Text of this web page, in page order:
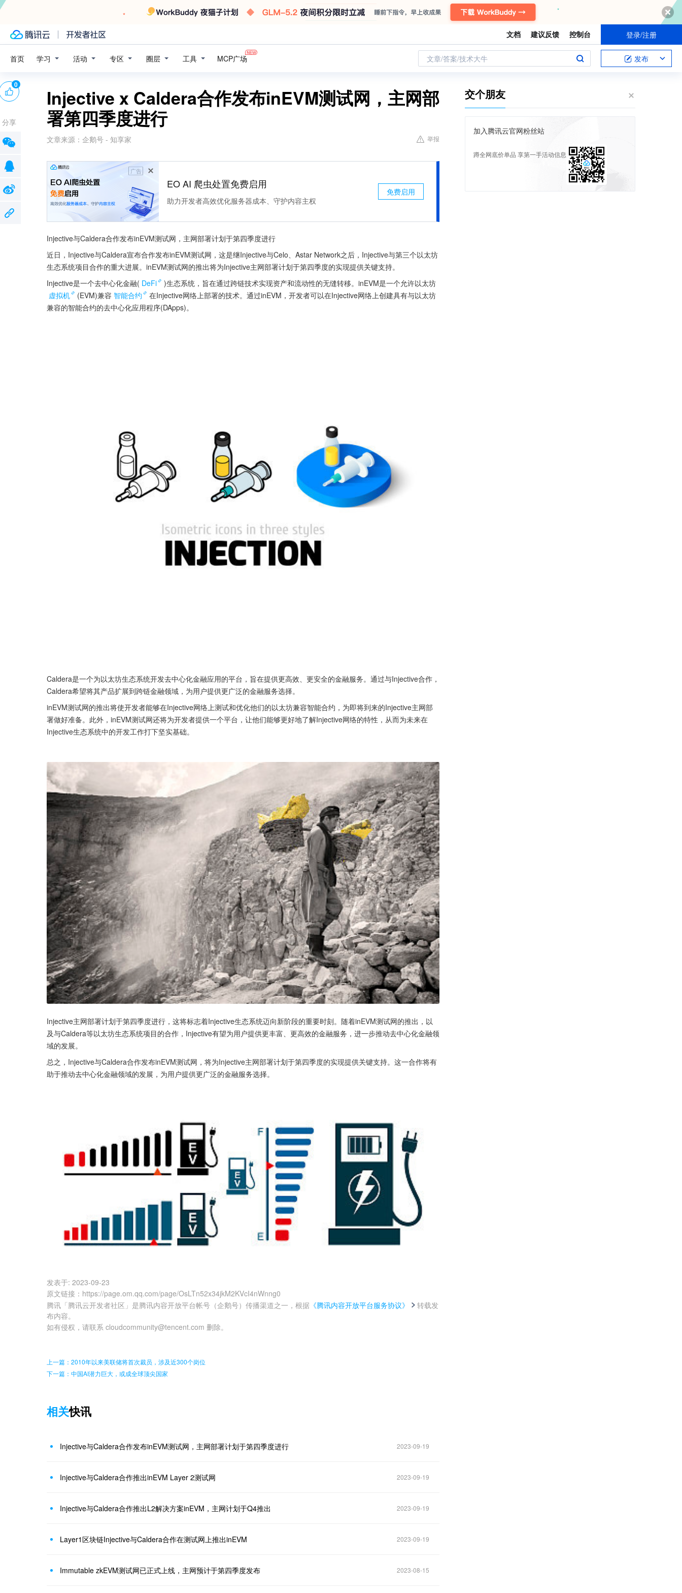
文档 建议反馈 控制台 登录/注册
首页 学习 活动 专区 圈层 工具 MCP广场 文章/答案/技术大牛 发布
Injective x Caldera合作发布inEVM测试网，主网部
署第四季度进行
文章来源： 企鹅号 - 知享家 举报
广告
EO AI 爬虫处置免费启用
助力开发者高效优化服务器成本、守护内容主权
免费启用
Injective与Caldera合作发布inEVM测试网，主网部署计划于第四季度进行
近日，Injective与Caldera宣布合作发布inEVM测试网，这是继Injective与Celo、Astar Network之后，Injective与第三个以太坊
生态系统项目合作的重大进展。inEVM测试网的推出将为Injective主网部署计划于第四季度的实现提供关键支持。
Injective是一个去中心化金融( DeFi
)生态系统，旨在通过跨链技术实现资产和流动性的无缝转移。inEVM是一个允许以太坊
虚拟机
(EVM)兼容 智能合约
在Injective网络上部署的技术。通过inEVM，开发者可以在Injective网络上创建具有与以太坊
兼容的智能合约的去中心化应用程序(DApps)。
Caldera是一个为以太坊生态系统开发去中心化金融应用的平台，旨在提供更高效、更安全的金融服务。通过与Injective合作，
Caldera希望将其产品扩展到跨链金融领域，为用户提供更广泛的金融服务选择。
inEVM测试网的推出将使开发者能够在Injective网络上测试和优化他们的以太坊兼容智能合约，为即将到来的Injective主网部
署做好准备。此外，inEVM测试网还将为开发者提供一个平台，让他们能够更好地了解Injective网络的特性，从而为未来在
Injective生态系统中的开发工作打下坚实基础。
Injective主网部署计划于第四季度进行，这将标志着Injective生态系统迈向新阶段的重要时刻。随着inEVM测试网的推出，以
及与Caldera等以太坊生态系统项目的合作，Injective有望为用户提供更丰富、更高效的金融服务，进一步推动去中心化金融领
域的发展。
总之，Injective与Caldera合作发布inEVM测试网，将为Injective主网部署计划于第四季度的实现提供关键支持。这一合作将有
助于推动去中心化金融领域的发展，为用户提供更广泛的金融服务选择。
发表于: 2023-09-23
原文链接 ： https://page.om.qq.com/page/OsLTn52x34jkM2KVcI4nWnng0
腾讯「腾讯云开发者社区」是腾讯内容开放平台帐号（企鹅号）传播渠道之一，根据 《腾讯内容开放平台服务协议》
转载发
布内容。
如有侵权，请联系 cloudcommunity@tencent.com 删除。
0
分享
上一篇：2010年以来美联储将首次裁员，涉及近300个岗位
下一篇：中国AI潜力巨大，或成全球顶尖国家
相关快讯
Injective与Caldera合作发布inEVM测试网，主网部署计划于第四季度进行 2023-09-19
Injective与Caldera合作推出inEVM Layer 2测试网 2023-09-19
Injective与Caldera合作推出L2解决方案inEVM，主网计划于Q4推出 2023-09-19
Layer1区块链Injective与Caldera合作在测试网上推出inEVM 2023-09-19
Immutable zkEVM测试网已正式上线，主网预计于第四季度发布 2023-08-15
交个朋友
加入腾讯云官网粉丝站
蹲全网底价单品 享第一手活动信息